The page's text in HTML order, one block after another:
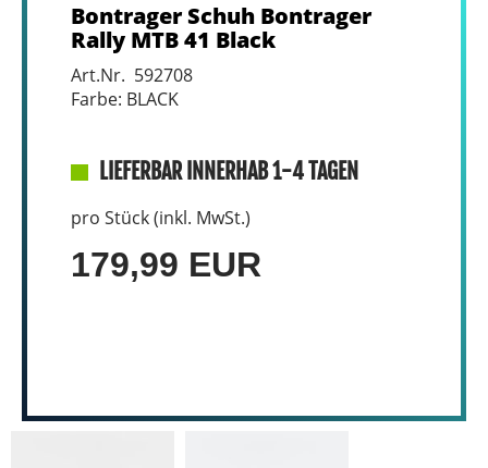
Bontrager Schuh Bontrager
Rally MTB 41 Black
Art.Nr. 592708
Farbe: BLACK
LIEFERBAR INNERHAB 1-4 TAGEN
pro Stück (inkl. MwSt.)
179,99 EUR